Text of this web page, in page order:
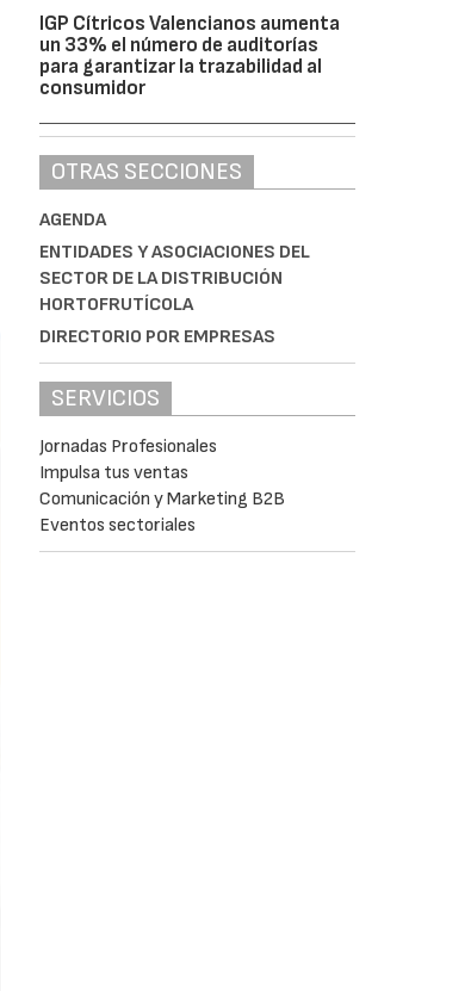
IGP Cítricos Valencianos aumenta
un 33% el número de auditorías
para garantizar la trazabilidad al
consumidor
OTRAS SECCIONES
AGENDA
ENTIDADES Y ASOCIACIONES DEL
SECTOR DE LA DISTRIBUCIÓN
HORTOFRUTÍCOLA
DIRECTORIO POR EMPRESAS
SERVICIOS
Jornadas Profesionales
Impulsa tus ventas
Comunicación y Marketing B2B
Eventos sectoriales